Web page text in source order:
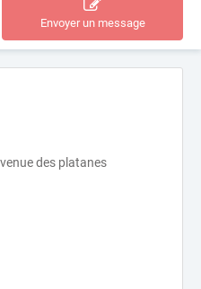
Envoyer un message
des platanes